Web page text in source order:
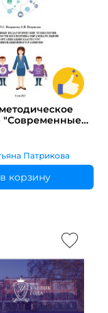
"Современные
как ресурс
коллектива
Патрикова
в корзину